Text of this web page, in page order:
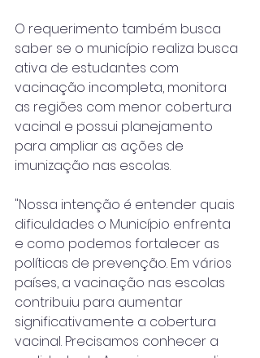
O requerimento também busca
saber se o município realiza busca
ativa de estudantes com
vacinação incompleta, monitora
as regiões com menor cobertura
vacinal e possui planejamento
para ampliar as ações de
imunização nas escolas.
"Nossa intenção é entender quais
dificuldades o Município enfrenta
e como podemos fortalecer as
políticas de prevenção. Em vários
países, a vacinação nas escolas
contribuiu para aumentar
significativamente a cobertura
vacinal. Precisamos conhecer a